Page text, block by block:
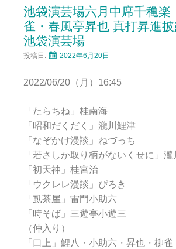
ス
キ
ッ
プ
池袋演芸場六月中席千穐楽
雀・春風亭昇也 真打昇進
池袋演芸場
投稿日: 2022年6月20日
2022/06/20（月）16:45
「たらちね」桂南海
「昭和だくだく」瀧川鯉津
「なぞかけ漫談」ねづっち
「若さしか取り柄がないくせに」瀧
「初天神」桂宮治
「ウクレレ漫談」ぴろき
「虱茶屋」雷門小助六
「時そば」三遊亭小遊三
（仲入り）
「口上」鯉八・小助六・昇也・柳